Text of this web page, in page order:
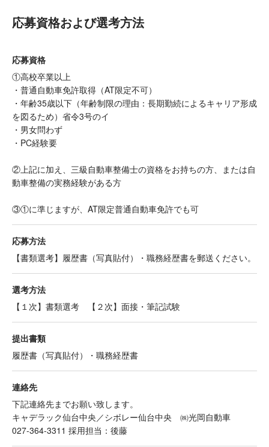
応募資格および選考方法
応募資格
①高校卒業以上
・普通自動車免許取得（AT限定不可）
・年齢35歳以下（年齢制限の理由：長期勤続によるキャリア形成
を図るため）省令3号のイ
・男女問わず
・PC経験要
②上記に加え、三級自動車整備士の資格をお持ちの方、または自
動車整備の実務経験がある方
③①に準じますが、AT限定普通自動車免許でも可
応募方法
【書類選考】履歴書（写真貼付）・職務経歴書を郵送ください。
選考方法
【１次】書類選考 【２次】面接・筆記試験
提出書類
履歴書（写真貼付）・職務経歴書
連絡先
下記連絡先までお願い致します。
キャデラック仙台中央／シボレー仙台中央 ㈱光岡自動車
027-364-3311 採用担当：後藤